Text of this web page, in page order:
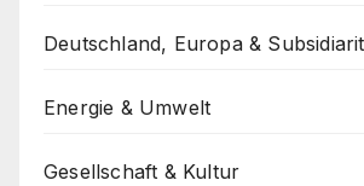
Deutschland, Europa &
Energie & Umwelt
Gesellschaft & Kultur